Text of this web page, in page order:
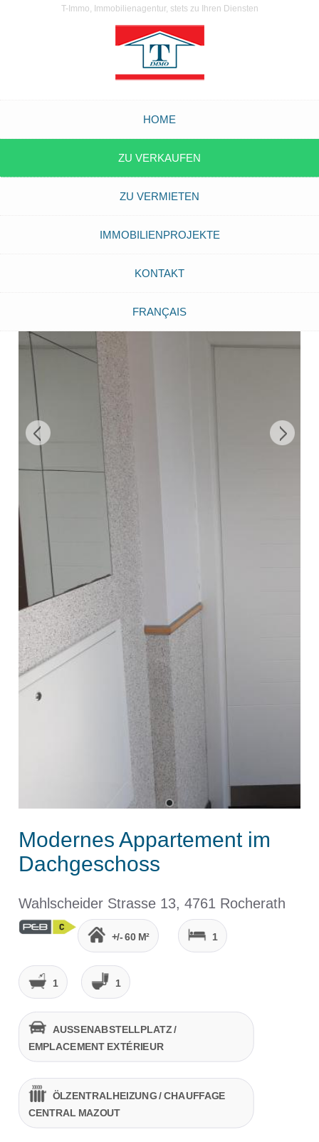
T-Immo, Immobilienagentur, stets zu Ihren Diensten
HOME
ZU VERKAUFEN
ZU VERMIETEN
IMMOBILIENPROJEKTE
KONTAKT
FRANÇAIS
Modernes Appartement im
Dachgeschoss
Wahlscheider Strasse 13, 4761 Rocherath
+/- 60 M² 1
1 1
AUSSENABSTELLPLATZ /
EMPLACEMENT EXTÉRIEUR
ÖLZENTRALHEIZUNG / CHAUFFAGE
CENTRAL MAZOUT